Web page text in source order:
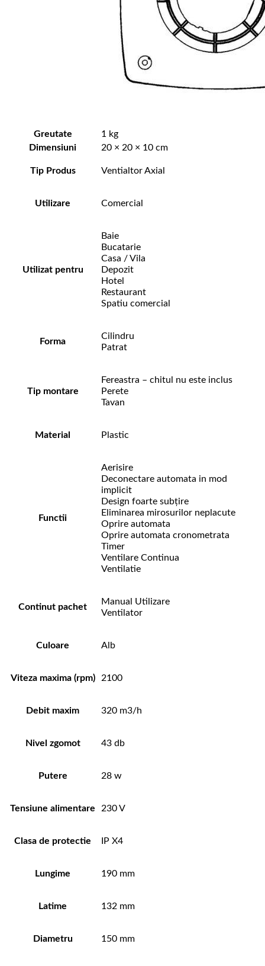
Greutate
1 kg
Dimensiuni
20 × 20 × 10 cm
Tip Produs Ventialtor Axial
Utilizare Comercial
Utilizat pentru
Baie
Bucatarie
Casa / Vila
Depozit
Hotel
Restaurant
Spatiu comercial
Forma
Cilindru
Patrat
Tip montare
Fereastra – chitul nu este inclus
Perete
Tavan
Material Plastic
Functii
Aerisire
Deconectare automata in mod
implicit
Design foarte subțire
Eliminarea mirosurilor neplacute
Oprire automata
Oprire automata cronometrata
Timer
Ventilare Continua
Ventilatie
Continut pachet
Manual Utilizare
Ventilator
Culoare Alb
Viteza maxima (rpm) 2100
Debit maxim 320 m3/h
Nivel zgomot 43 db
Putere 28 w
Tensiune alimentare 230 V
Clasa de protectie IP X4
Lungime 190 mm
Latime 132 mm
Diametru 150 mm